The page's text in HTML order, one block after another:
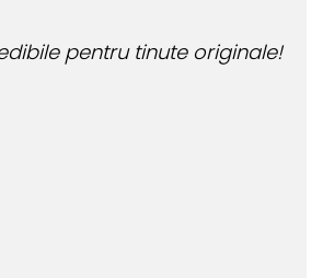
pentru tinute originale!